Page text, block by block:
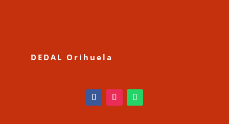
DEDAL Orihuela